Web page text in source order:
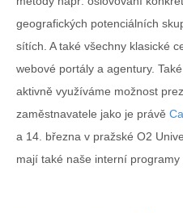
geografických potenciálních
sítích. A také všechny klasické
webové portály a agentury.
aktivně využíváme možnost
zaměstnavatele jako je právě
a 14. března v pražské O2
mají také naše interní